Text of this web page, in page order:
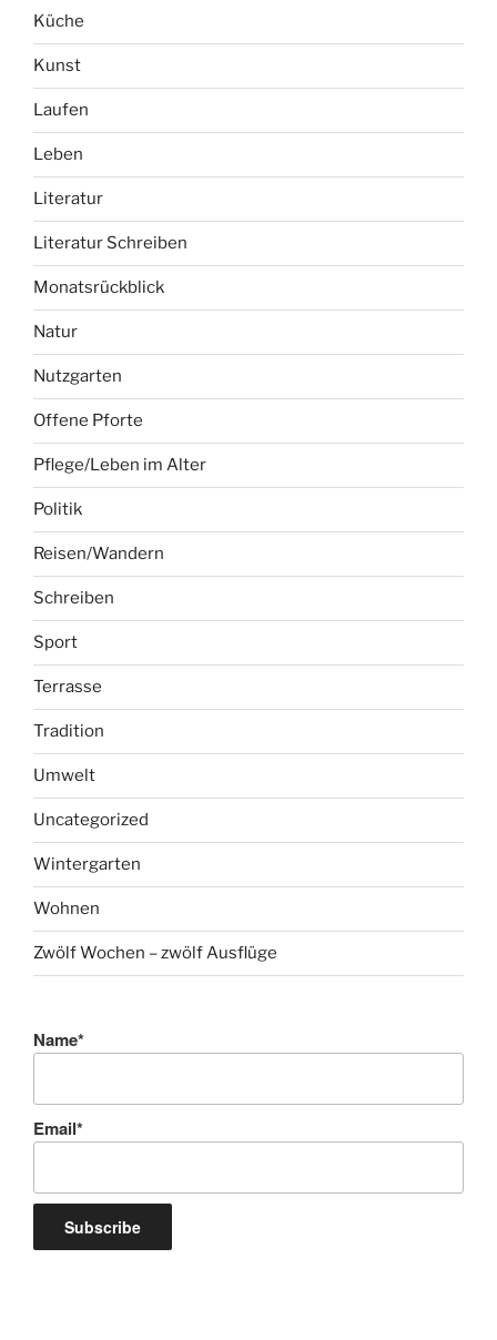
Küche
Kunst
Laufen
Leben
Literatur
Literatur Schreiben
Monatsrückblick
Natur
Nutzgarten
Offene Pforte
Pflege/Leben im Alter
Politik
Reisen/Wandern
Schreiben
Sport
Terrasse
Tradition
Umwelt
Uncategorized
Wintergarten
Wohnen
Zwölf Wochen – zwölf Ausflüge
Name*
Email*